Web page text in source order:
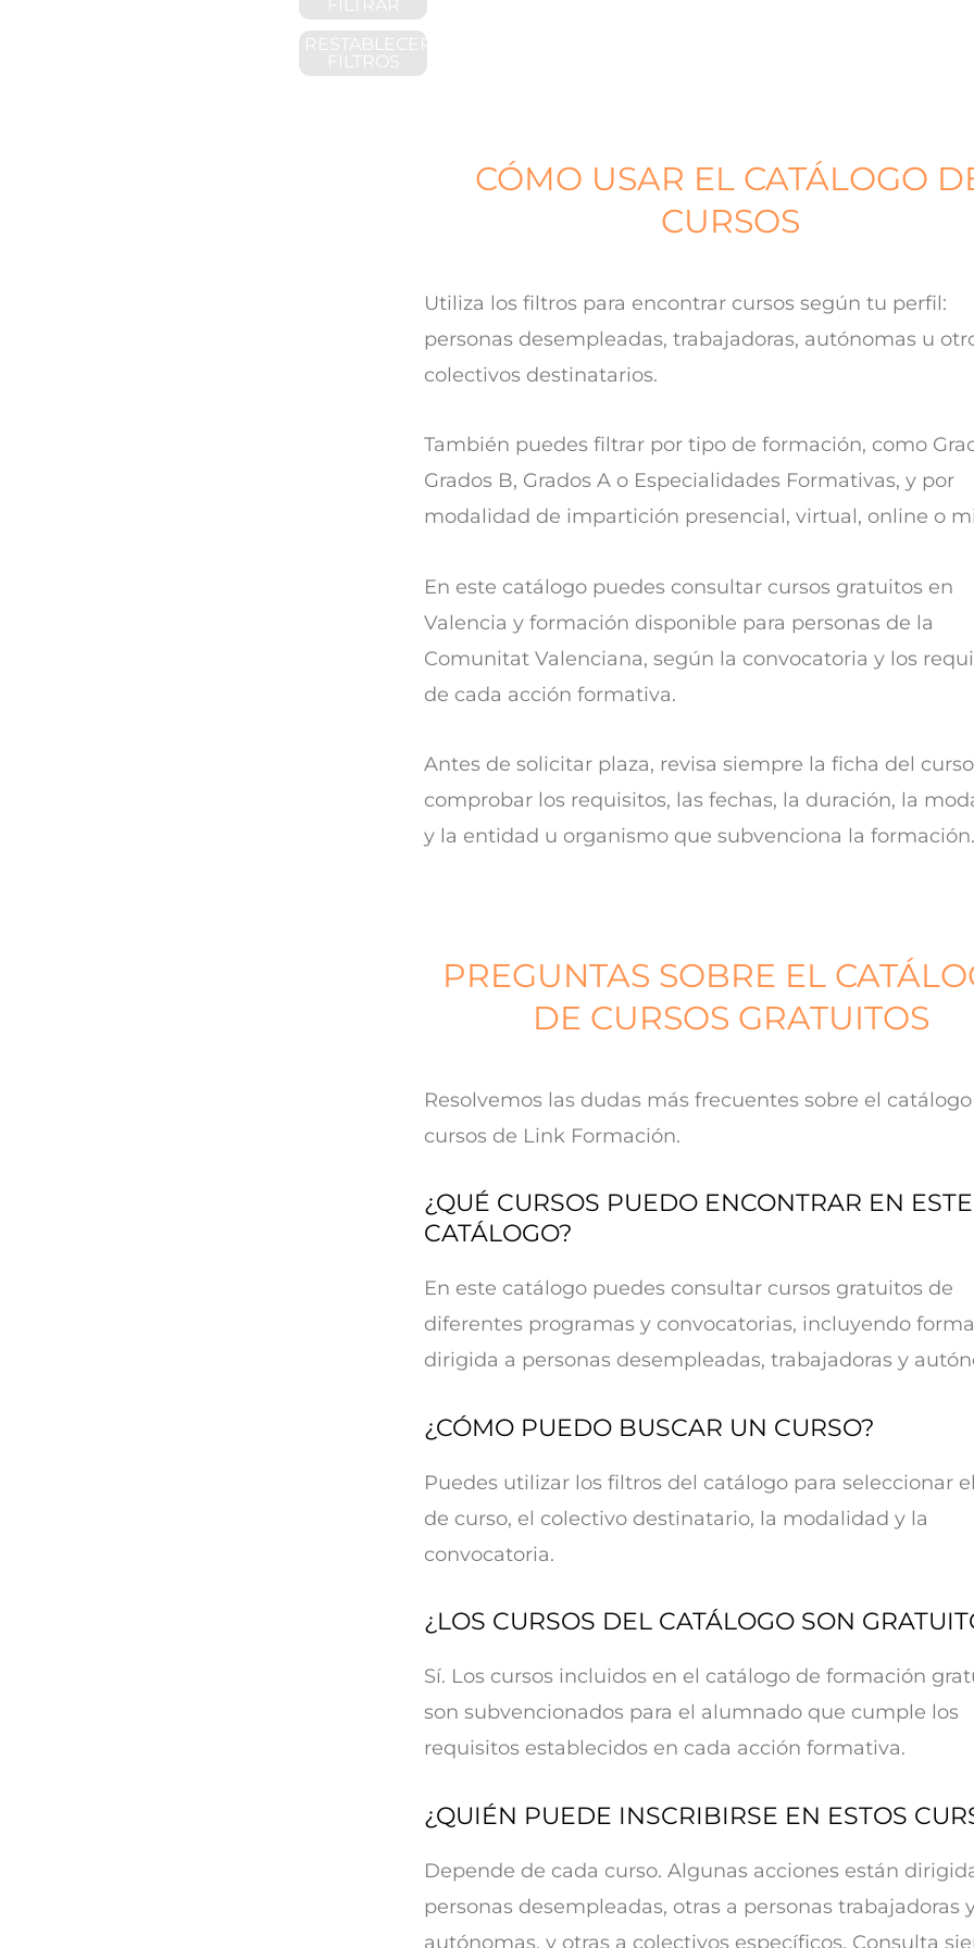
FILTRAR
RESTABLECER
FILTROS
CÓMO USAR EL CATÁLOGO
CURSOS
Utiliza los filtros para encontrar cursos según tu perfil:
personas desempleadas, trabajadoras, autónomas u
colectivos destinatarios.
También puedes filtrar por tipo de formación, como
Grados B, Grados A o Especialidades Formativas, y por
modalidad de impartición presencial, virtual, online o
En este catálogo puedes consultar cursos gratuitos en
Valencia y formación disponible para personas de la
Comunitat Valenciana, según la convocatoria y los
de cada acción formativa.
Antes de solicitar plaza, revisa siempre la ficha del
comprobar los requisitos, las fechas, la duración, la
y la entidad u organismo que subvenciona la formación.
PREGUNTAS SOBRE EL
DE CURSOS GRATUITOS
Resolvemos las dudas más frecuentes sobre el
cursos de Link Formación.
¿QUÉ CURSOS PUEDO ENCONTRAR EN ESTE
CATÁLOGO?
En este catálogo puedes consultar cursos gratuitos de
diferentes programas y convocatorias, incluyendo
dirigida a personas desempleadas, trabajadoras y
¿CÓMO PUEDO BUSCAR UN CURSO?
Puedes utilizar los filtros del catálogo para seleccionar
de curso, el colectivo destinatario, la modalidad y la
convocatoria.
¿LOS CURSOS DEL CATÁLOGO SON
Sí. Los cursos incluidos en el catálogo de formación
son subvencionados para el alumnado que cumple los
requisitos establecidos en cada acción formativa.
¿QUIÉN PUEDE INSCRIBIRSE EN ESTOS
Depende de cada curso. Algunas acciones están
personas desempleadas, otras a personas trabajadoras
autónomas, y otras a colectivos específicos. Consulta